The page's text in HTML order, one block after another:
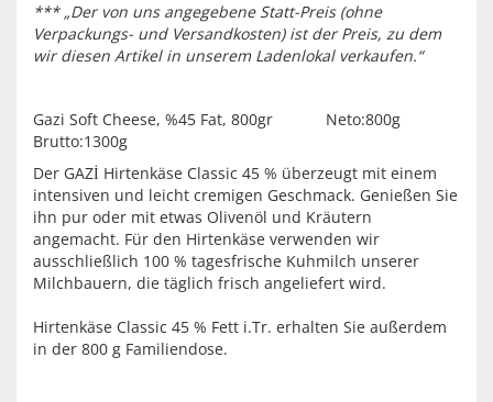
*** „Der von uns angegebene Statt-Preis (ohne
Verpackungs- und Versandkosten) ist der Preis, zu dem
wir diesen Artikel in unserem Ladenlokal verkaufen.“
Gazi Soft Cheese, %45 Fat, 800gr Neto:800g
Brutto:1300g
Der GAZİ Hirtenkäse Classic 45 % überzeugt mit einem
intensiven und leicht cremigen Geschmack. Genießen Sie
ihn pur oder mit etwas Olivenöl und Kräutern
angemacht. Für den Hirtenkäse verwenden wir
ausschließlich 100 % tagesfrische Kuhmilch unserer
Milchbauern, die täglich frisch angeliefert wird.
Hirtenkäse Classic 45 % Fett i.Tr. erhalten Sie außerdem
in der 800 g Familiendose.